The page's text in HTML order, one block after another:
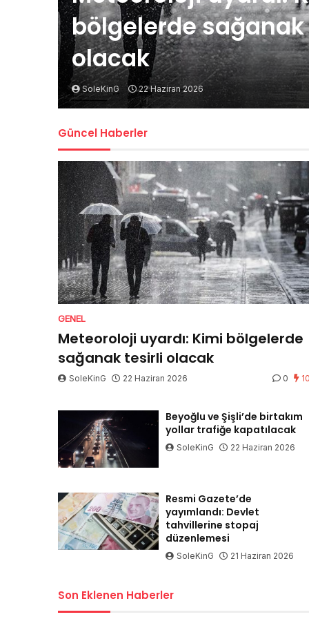
bölgelerde
olacak
SoleKinG 22 Haziran 2026
Güncel Haberler
GENEL
Meteoroloji uyardı: Kimi bölgelerde
sağanak tesirli olacak
SoleKinG 22 Haziran 2026 0 10
Beyoğlu ve Şişli’de birtakım
yollar trafiğe kapatılacak
SoleKinG 22 Haziran 2026
Resmi Gazete’de
yayımlandı: Devlet
tahvillerine stopaj
düzenlemesi
SoleKinG 21 Haziran 2026
Son Eklenen Haberler